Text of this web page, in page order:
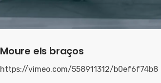
Moure els braços
https://vimeo.com/558911312/b0ef6f74b8